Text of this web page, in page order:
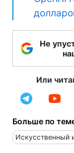
Не
Или
Больше по
Искусственный